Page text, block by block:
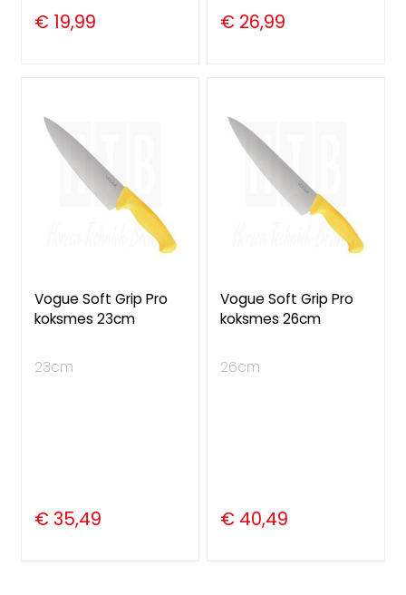
€ 19,99 € 26,99
Vogue Soft Grip Pro
koksmes 23cm
23cm
€ 35,49
Vogue Soft Grip Pro
koksmes 26cm
26cm
€ 40,49